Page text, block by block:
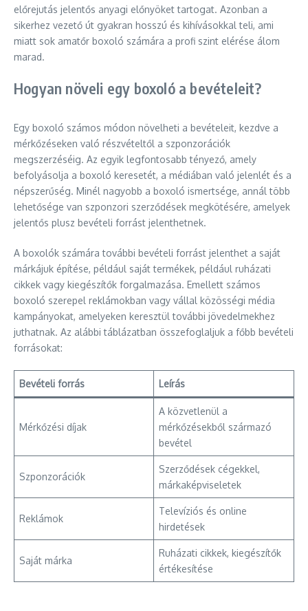
előrejutás jelentős anyagi előnyöket tartogat. Azonban a
sikerhez vezető út gyakran hosszú és kihívásokkal teli, ami
miatt sok amatőr boxoló számára a profi szint elérése álom
marad.
Hogyan növeli egy boxoló a bevételeit?
Egy boxoló számos módon növelheti a bevételeit, kezdve a
mérkőzéseken való részvételtől a szponzorációk
megszerzéséig. Az egyik legfontosabb tényező, amely
befolyásolja a boxoló keresetét, a médiában való jelenlét és a
népszerűség. Minél nagyobb a boxoló ismertsége, annál több
lehetősége van szponzori szerződések megkötésére, amelyek
jelentős plusz bevételi forrást jelenthetnek.
A boxolók számára további bevételi forrást jelenthet a saját
márkájuk építése, például saját termékek, például ruházati
cikkek vagy kiegészítők forgalmazása. Emellett számos
boxoló szerepel reklámokban vagy vállal közösségi média
kampányokat, amelyeken keresztül további jövedelmekhez
juthatnak. Az alábbi táblázatban összefoglaljuk a főbb bevételi
forrásokat:
Bevételi forrás Leírás
Mérkőzési díjak
A közvetlenül a
mérkőzésekből származó
bevétel
Szponzorációk
Szerződések cégekkel,
márkaképviseletek
Reklámok
Televíziós és online
hirdetések
Saját márka
Ruházati cikkek, kiegészítők
értékesítése